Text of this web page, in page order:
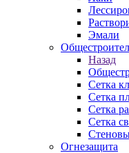
Эмали
Назад
Сетка
Сетка
Сетка
Сетка
Огнезащита